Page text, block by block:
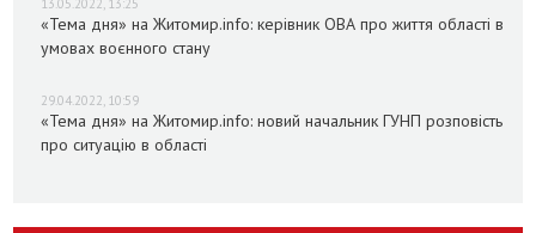
13.05.2022, 13:25
«Тема дня» на Житомир.info: керівник ОВА про життя області в
умовах воєнного стану
29.04.2022, 10:59
«Тема дня» на Житомир.info: новий начальник ГУНП розповість
про ситуацію в області